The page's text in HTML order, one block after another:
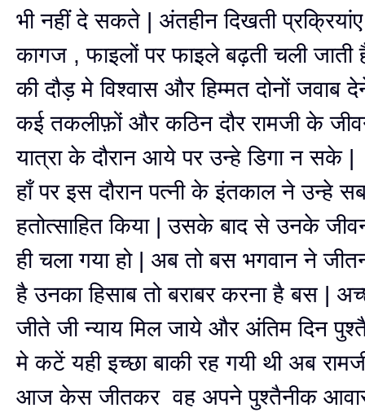
भी नहीं दे सकते | अंतहीन दिखती
कागज , फाइलों पर फाइले बढ़ती चली जाती
की दौड़ मे विश्वास और हिम्मत दोनों जवाब
कई तकलीफ़ों और कठिन दौर रामजी के
यात्रा के दौरान आये पर उन्हे डिगा न सके |
हाँ पर इस दौरान पत्नी के इंतकाल ने उन्हे
हतोत्साहित किया | उसके बाद से उनके
ही चला गया हो | अब तो बस भगवान ने
है उनका हिसाब तो बराबर करना है बस |
जीते जी न्याय मिल जाये और अंतिम दिन
मे कटें यही इच्छा बाकी रह गयी थी अब
आज केस जीतकर वह अपने पुश्तैनीक